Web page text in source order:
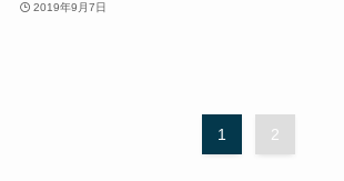
2019年9月7日
1 2